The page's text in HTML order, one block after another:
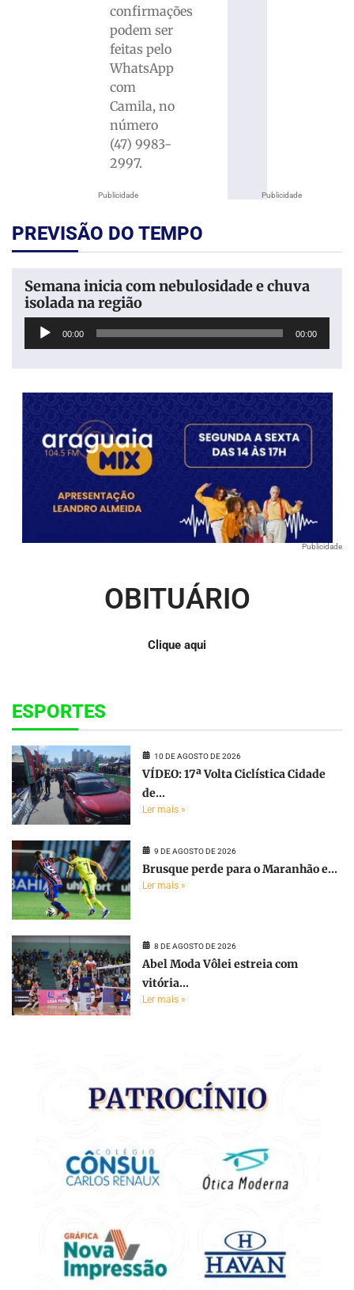
Publicidade
confirmações
podem ser
feitas pelo
WhatsApp
com
Camila, no
número
(47) 9983-
2997.
Publicidade
PREVISÃO DO TEMPO
Semana inicia com nebulosidade e chuva
isolada na região
Tocador
00:00 00:00
Publicidade
OBITUÁRIO
Clique aqui
ESPORTES
10 DE AGOSTO DE 2026
VÍDEO: 17ª Volta Ciclística Cidade
de...
Ler mais »
9 DE AGOSTO DE 2026
Brusque perde para o Maranhão e...
Ler mais »
8 DE AGOSTO DE 2026
Abel Moda Vôlei estreia com
vitória...
Ler mais »